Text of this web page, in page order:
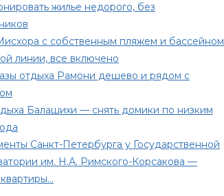
жилье недорого, без
с собственным пляжем и бассейном
линии, все включено
отдыха Рамони дешево и рядом с
Балашихи — снять домики по низким
Санкт-Петербурга у Государственной
им. Н.А. Римского-Корсакова —